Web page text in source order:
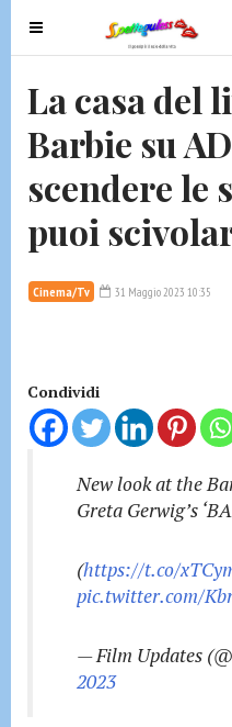
T
o
l
e
n
v
g
o
n
La casa del
Barbie su
scendere le
puoi
Cinema/Tv 31 Maggio 2023 10:35
Condividi
New look at the
Greta Gerwig’s
(https://t.co/
pic.twitter.com/
— Film Updates
2023